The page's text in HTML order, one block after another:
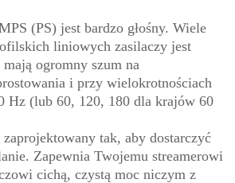
(PS) jest bardzo głośny. Wiele
liniowych zasilaczy jest
ogromny szum na
i przy wielokrotnościach
Hz (lub 60, 120, 180 dla krajów 60
zaprojektowany tak, aby dostarczyć
Zapewnia Twojemu streamerowi
cichą, czystą moc niczym z